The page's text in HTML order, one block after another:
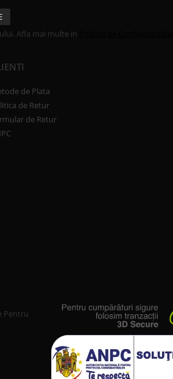
Afla mai multe in
de Plata
de Retur
de Retur
Pentru